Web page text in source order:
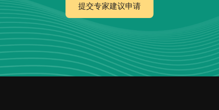
提交专家建议申请